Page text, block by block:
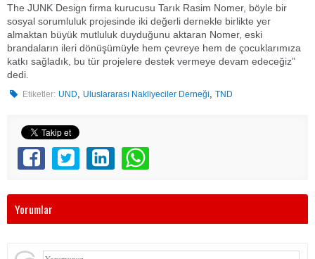
The JUNK Design firma kurucusu Tarık Rasim Nomer, böyle bir
sosyal sorumluluk projesinde iki değerli dernekle birlikte yer
almaktan büyük mutluluk duyduğunu aktaran Nomer, eski
brandaların ileri dönüşümüyle hem çevreye hem de çocuklarımıza
katkı sağladık, bu tür projelere destek vermeye devam edeceğiz”
dedi.
Etiketler: UND Uluslararası Nakliyeciler Derneği ,TND
Yorumlar